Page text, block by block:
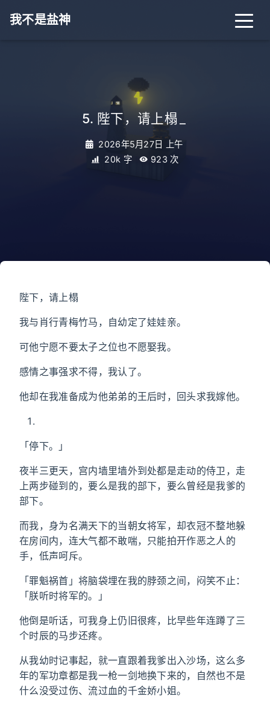
我不是盐神
5. 陛下，请上榻
2026年5月27日 上午
20k 字
923 次
陛下，请上榻
我与肖行青梅竹马，自幼定了娃娃亲。
可他宁愿不要太子之位也不愿娶我。
感情之事强求不得，我认了。
他却在我准备成为他弟弟的王后时，回头求我嫁他。
「停下。」
夜半三更天，宫内墙里墙外到处都是走动的侍卫，走
上两步碰到的，要么是我的部下，要么曾经是我爹的
部下。
而我，身为名满天下的当朝女将军，却衣冠不整地躲
在房间内，连大气都不敢喘，只能拍开作恶之人的
手，低声呵斥。
「罪魁祸首」将脑袋埋在我的脖颈之间，闷笑不止：
「朕听时将军的。」
他倒是听话，可我身上仍旧很疼，比早些年连蹲了三
个时辰的马步还疼。
从我幼时记事起，就一直跟着我爹出入沙场，这么多
年的军功章都是我一枪一剑地换下来的，自然也不是
什么没受过伤、流过血的千金娇小姐。